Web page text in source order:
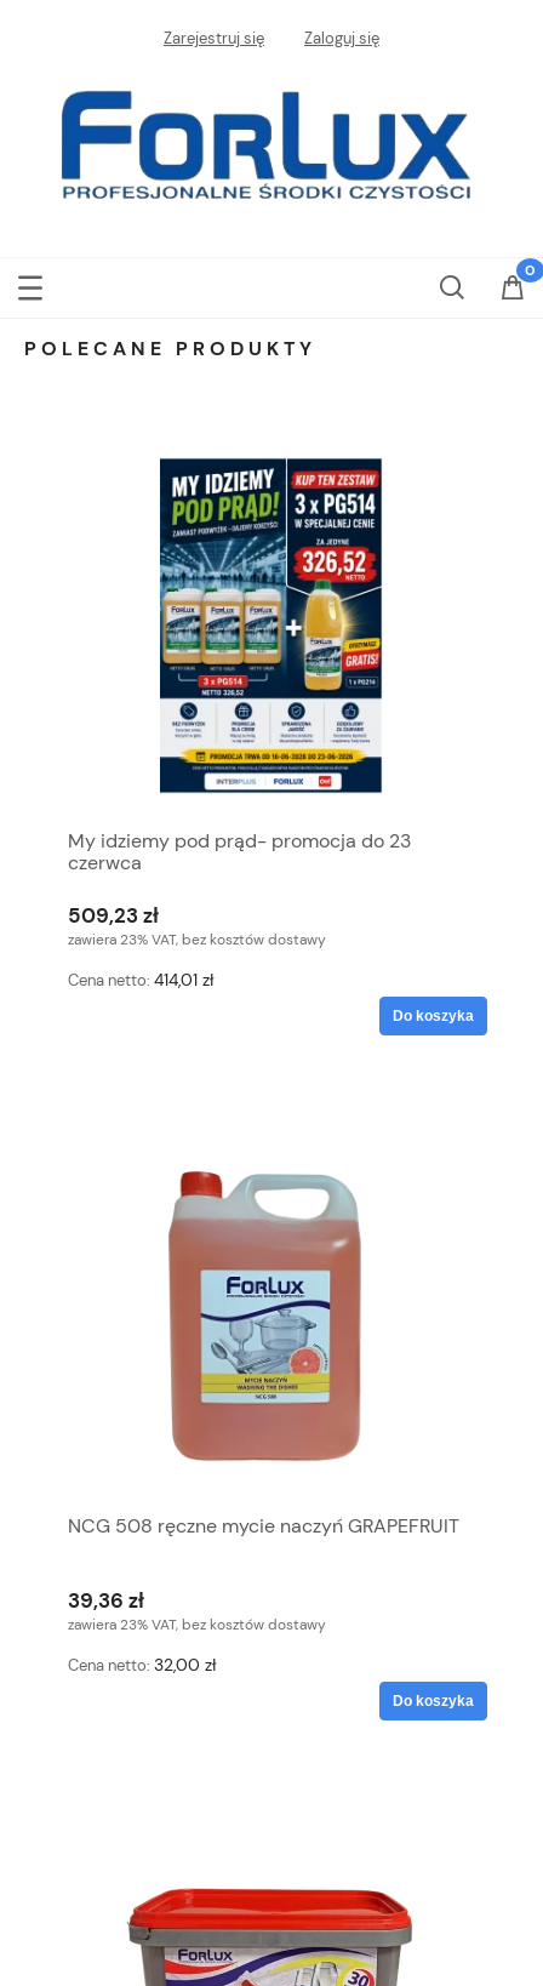
Zarejestruj się Zaloguj się
POLECANE PRODUKTY
My idziemy pod prąd- promocja do 23
czerwca
509,23 zł
zawiera 23% VAT, bez kosztów dostawy
Cena netto: 414,01 zł
Do koszyka
NCG 508 ręczne mycie naczyń GRAPEFRUIT
39,36 zł
zawiera 23% VAT, bez kosztów dostawy
Cena netto: 32,00 zł
Do koszyka